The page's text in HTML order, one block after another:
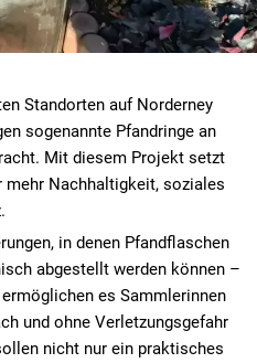
Standorten auf Norderney
sogenannte Pfandringe an
Mit diesem Projekt setzt
Nachhaltigkeit, soziales
in denen Pfandflaschen
abgestellt werden können –
es Sammlerinnen
und ohne Verletzungsgefahr
nicht nur ein praktisches